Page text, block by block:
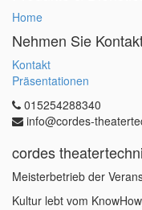
Home
Nehmen Sie
Kontakt
Präsentationen
015254288340
info@cordes-
cordes
Meisterbetrieb der
Kultur lebt vom